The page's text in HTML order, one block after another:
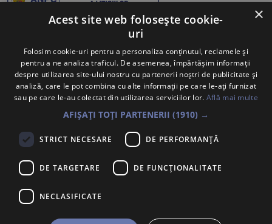
Abonează-te la Newsletter
Te anunțăm când avem oferte noi și promoții la mărcile
tale preferate.
Sunt de acord ca datele cu caracter personal furnizate să fie
colectate pentru a putea fi contactat în vederea solicitării trimise.
Declar că am citit și sunt de acord cu
Voluntari, Bdul. Pipera Nr. 2, Jud. Ilfov,
Înregistrată la Oficiul Registrului Comerțului Ilfov sub nr.
J2007002067233, CUI/CIF RO22188461
×
Acest site web folosește cookie-
uri
Folosim cookie-uri pentru a personaliza conținutul, reclamele și
pentru a ne analiza traficul. De asemenea, împărtășim informații
despre utilizarea site-ului nostru cu partenerii noștri de publicitate și
analiză, care le pot combina cu alte informații pe care le-ați furnizat
sau pe care le-au colectat din utilizarea serviciilor lor. Află mai multe
AFIȘAȚI TOȚI PARTENERII (1910) →
STRICT NECESARE DE PERFORMANȚĂ
DE TARGETARE DE FUNCŢIONALITATE
NECLASIFICATE